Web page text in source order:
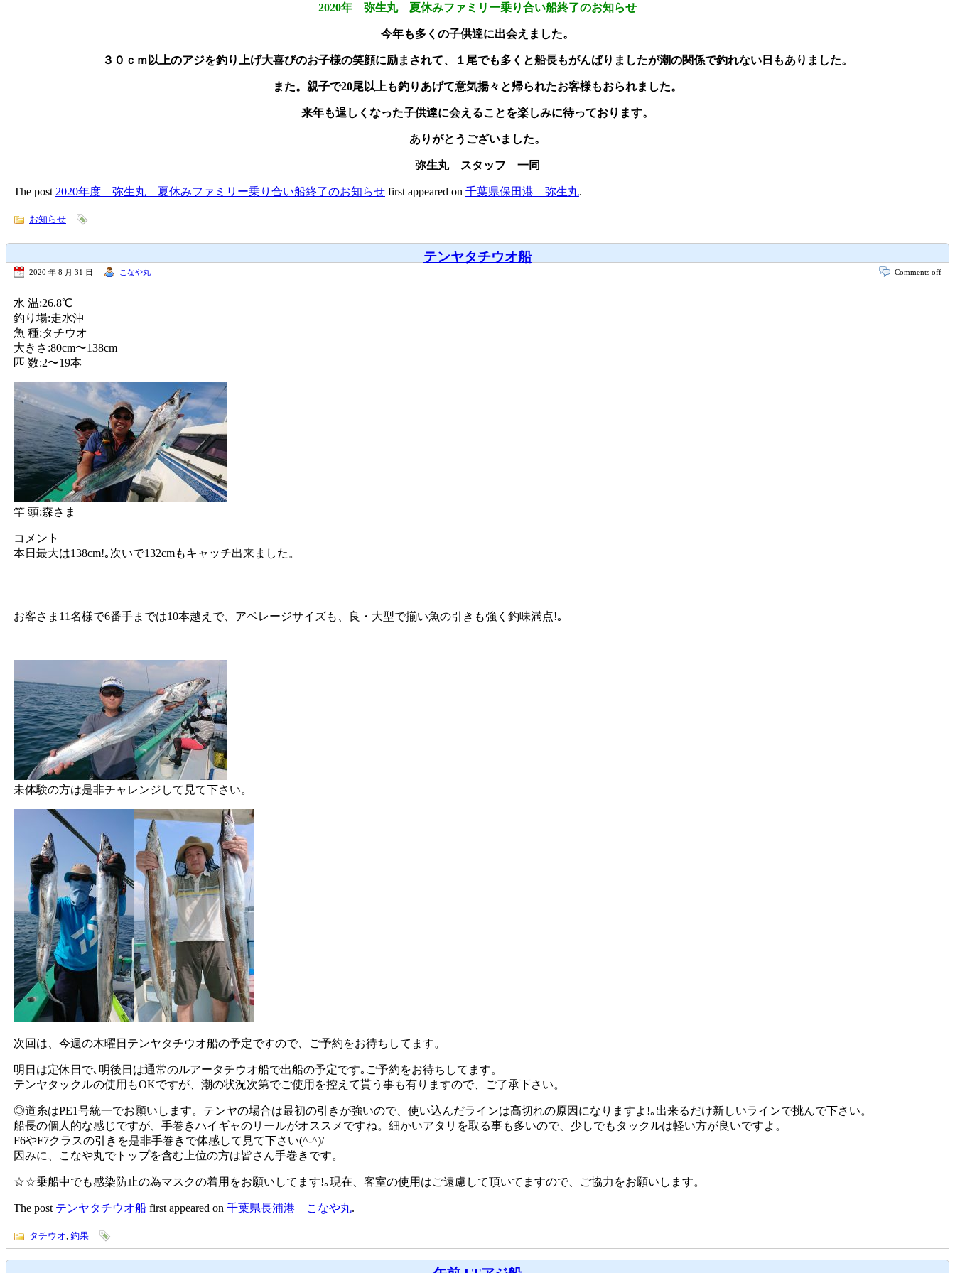
2020年 弥生丸 夏休みファミリー乗り合い船終了のお知らせ
今年も多くの子供達に出会えました。
３０ｃｍ以上のアジを釣り上げ大喜びのお子様の笑顔に励まされて、１尾でも多くと船長もがんばりましたが潮の関係で釣れない日もありました。
また。親子で20尾以上も釣りあげて意気揚々と帰られたお客様もおられました。
来年も逞しくなった子供達に会えることを楽しみに待っております。
ありがとうございました。
弥生丸 スタッフ 一同
The post 2020年度 弥生丸 夏休みファミリー乗り合い船終了のお知らせ first appeared on 千葉県保田港 弥生丸.
お知らせ
テンヤタチウオ船
2020 年 8 月 31 日 こなや丸 Comments off
水 温:26.8℃
釣り場:走水沖
魚 種:タチウオ
大きさ:80cm〜138cm
匹 数:2〜19本
竿 頭:森さま
コメント
本日最大は138cm!｡次いで132cmもキャッチ出来ました。
お客さま11名様で6番手までは10本越えで、アベレージサイズも、良・大型で揃い魚の引きも強く釣味満点!｡
未体験の方は是非チャレンジして見て下さい。
次回は、今週の木曜日テンヤタチウオ船の予定ですので、ご予約をお待ちしてます。
明日は定休日で､明後日は通常のルアータチウオ船で出船の予定です｡ご予約をお待ちしてます。
テンヤタックルの使用もOKですが、潮の状況次第でご使用を控えて貰う事も有りますので、ご了承下さい。
◎道糸はPE1号統一でお願いします。テンヤの場合は最初の引きが強いので、使い込んだラインは高切れの原因になりますよ!｡出来るだけ新しいラインで挑んで下さい。
船長の個人的な感じですが、手巻きハイギャのリールがオススメですね。細かいアタリを取る事も多いので、少しでもタックルは軽い方が良いですよ。
F6やF7クラスの引きを是非手巻きで体感して見て下さい(^-^)/
因みに、こなや丸でトップを含む上位の方は皆さん手巻きです。
☆☆乗船中でも感染防止の為マスクの着用をお願いしてます!｡現在、客室の使用はご遠慮して頂いてますので、ご協力をお願いします。
The post テンヤタチウオ船 first appeared on 千葉県長浦港 こなや丸.
タチウオ, 釣果